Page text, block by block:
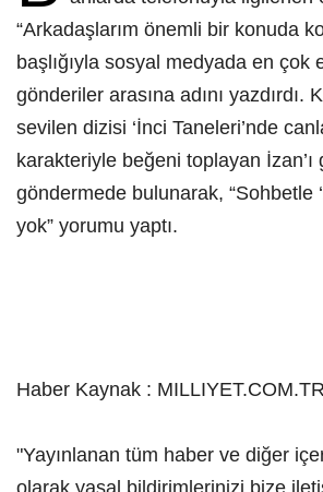
“Arkadaşlarım önemli bir konuda
başlığıyla sosyal medyada en çok
gönderiler arasına adını yazdırdı.
sevilen dizisi ‘İnci Taneleri’nde
karakteriyle beğeni toplayan
göndermede bulunarak, “Sohbetle
yok” yorumu yaptı.
Haber Kaynak : MILLIYET.COM.TR
"Yayınlanan tüm haber ve diğer
olarak yasal bildirimlerinizi bize